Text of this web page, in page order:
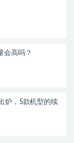
会高吗？
炉，5款机型的续